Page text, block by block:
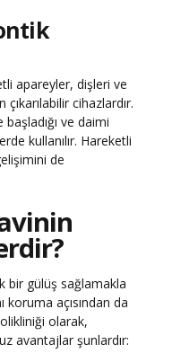
apareyler, dişleri ve
cihazlardır.
ve daimi
kullanılır. Hareketli
de
bir gülüş sağlamakla
koruma açısından da
olarak,
avantajlar şunlardır: